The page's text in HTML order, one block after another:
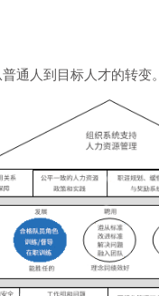
通人到目标人才的转变。